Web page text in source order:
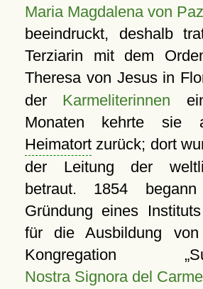
Maria Magdalena von
beeindruckt, deshalb
Terziarin mit dem
Theresa von Jesus in
der Karmeliterinnen
Monaten kehrte sie
Heimatortzurück; dort
der Leitung der
betraut. 1854
Gründung eines
für die Ausbildung
Kongregation
Nostra Signora del